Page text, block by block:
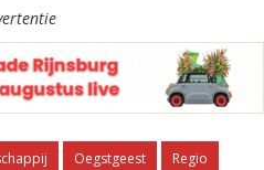
Oegstgeest
Regio